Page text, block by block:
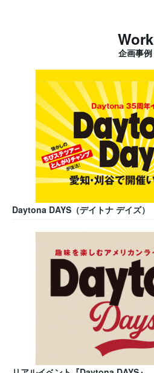
Work
企画事例
Daytona DAYS（デイトナ デイズ）